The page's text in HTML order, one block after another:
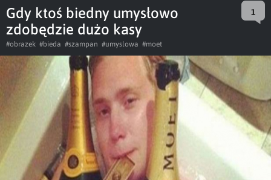
Gdy ktoś biedny umysłowo
zdobędzie dużo kasy
1
#obrazek #bieda #szampan #umyslowa #moet